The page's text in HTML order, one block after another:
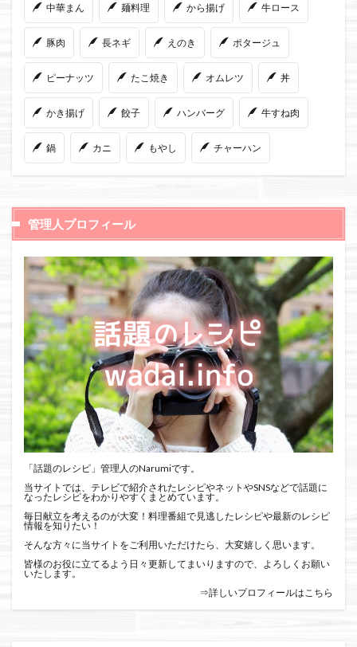
中華まん 麺料理 から揚げ 牛ロース
豚肉 長ネギ えのき ポタージュ
ピーナッツ たこ焼き オムレツ 丼
かき揚げ 餃子 ハンバーグ 牛すね肉
鍋 カニ もやし チャーハン
管理人プロフィール
「話題のレシピ」管理人のNarumiです。
当サイトでは、テレビで紹介されたレシピやネットやSNSなどで話題に
なったレシピをわかりやすくまとめています。
毎日献立を考えるのが大変！料理番組で見逃したレシピや最新のレシピ
情報を知りたい！
そんな方々に当サイトをご利用いただけたら、大変嬉しく思います。
皆様のお役に立てるよう日々更新してまいりますので、よろしくお願い
いたします。
⇒詳しいプロフィールはこちら